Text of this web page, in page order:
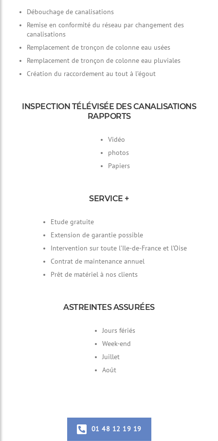
Débouchage de canalisations
Remise en conformité du réseau par changement des
canalisations
Remplacement de tronçon de colonne eau usées
Remplacement de tronçon de colonne eau pluviales
Création du raccordement au tout à l’égout
INSPECTION TÉLÉVISÉE DES CANALISATIONS
RAPPORTS
Vidéo
photos
Papiers
SERVICE +
Etude gratuite
Extension de garantie possible
Intervention sur toute l’Ile-de-France et l’Oise
Contrat de maintenance annuel
Prêt de matériel à nos clients
ASTREINTES ASSURÉES
Jours fériés
Week-end
Juillet
Août
01 48 12 19 19